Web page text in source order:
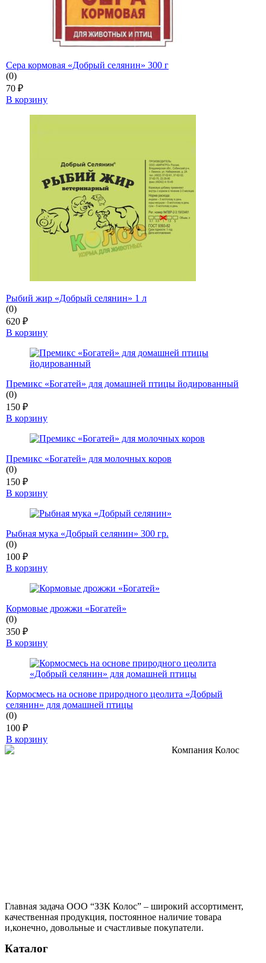
Сера кормовая «Добрый селянин» 300 г
(0)
70 ₽
В корзину
Рыбий жир «Добрый селянин» 1 л
(0)
620 ₽
В корзину
Премикс «Богатей» для домашней птицы йодированный
(0)
150 ₽
В корзину
Премикс «Богатей» для молочных коров
(0)
150 ₽
В корзину
Рыбная мука «Добрый селянин» 300 гр.
(0)
100 ₽
В корзину
Кормовые дрожжи «Богатей»
(0)
350 ₽
В корзину
Кормосмесь на основе природного цеолита «Добрый
селянин» для домашней птицы
(0)
100 ₽
В корзину
Главная задача ООО “ЗЗК Колос” – широкий ассортимент,
качественная продукция, постоянное наличие товара
и,конечно, довольные и счастливые покупатели.
Каталог